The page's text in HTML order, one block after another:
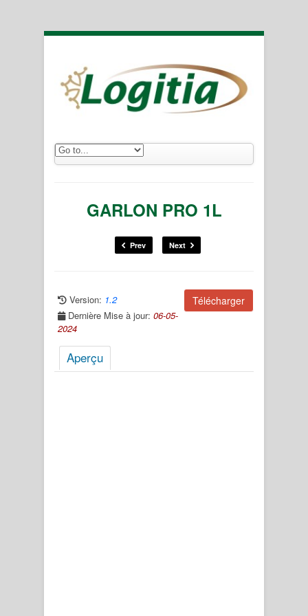
GARLON PRO 1L
Prev Next
Télécharger
Version: 1.2
Dernière Mise à jour: 06-05-
2024
Aperçu